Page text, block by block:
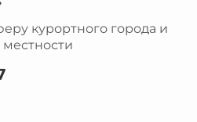
курортного города и